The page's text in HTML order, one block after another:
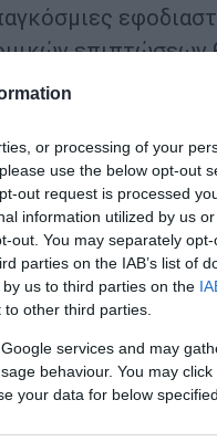
or processing of your
use the below opt-out
out request is processed
information utilized by us
out. You may separately
parties on the IAB’s list of
us to third parties on the
other third parties.
services and may
behaviour. You may
your data for below
επιπτώσεων
κύριων σεναρίων
επιπτώσεις:
οι στρατιωτικές
αγορές θα είναι
περιορισμένο
στις ενεργειακές
μονάδα
ποσοστιαίες
και κυρίως